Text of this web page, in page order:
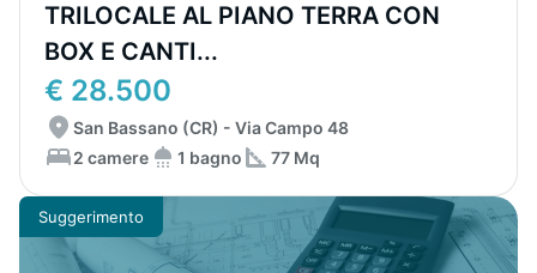
TRILOCALE AL PIANO TERRA CON
BOX E CANTI...
€ 28.500
San Bassano (CR) - Via Campo 48
2 camere
1 bagno 77 Mq
Suggerimento